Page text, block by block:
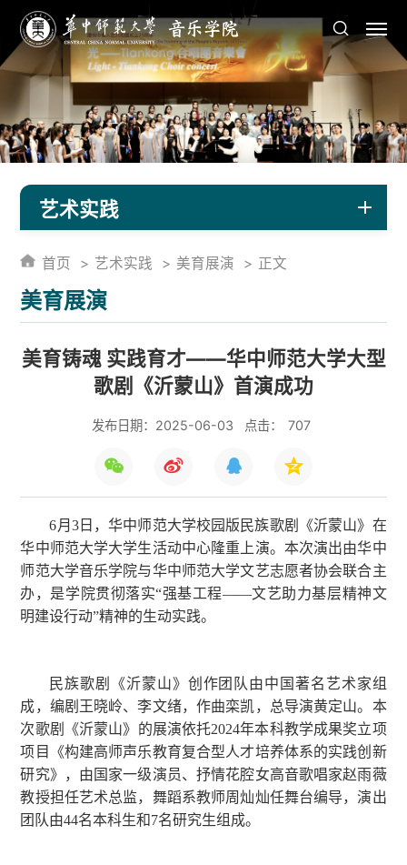
艺术实践
美育展演
首页 艺术实践 美育展演 正文
美育铸魂 实践育才——华中师范大学大型
歌剧《沂蒙山》首演成功
发布日期：2025-06-03 点击： 707
6月3日，华中师范大学校园版民族歌剧《沂蒙山》在
华中师范大学大学生活动中心隆重上演。本次演出由华中
师范大学音乐学院与华中师范大学文艺志愿者协会联合主
办，是学院贯彻落实“强基工程——文艺助力基层精神文
明建设行动”精神的生动实践。
民族歌剧《沂蒙山》创作团队由中国著名艺术家组
成，编剧王晓岭、李文绪，作曲栾凯，总导演黄定山。本
次歌剧《沂蒙山》的展演依托2024年本科教学成果奖立项
项目《构建高师声乐教育复合型人才培养体系的实践创新
研究》，由国家一级演员、抒情花腔女高音歌唱家赵雨薇
教授担任艺术总监，舞蹈系教师周灿灿任舞台编导，演出
团队由44名本科生和7名研究生组成。